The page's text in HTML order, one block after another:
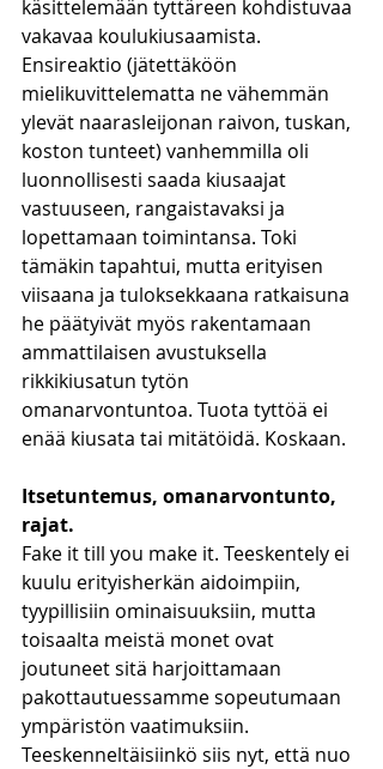
käsittelemään tyttäreen kohdistuvaa
vakavaa koulukiusaamista.
Ensireaktio (jätettäköön
mielikuvittelematta ne vähemmän
ylevät naarasleijonan raivon, tuskan,
koston tunteet) vanhemmilla oli
luonnollisesti saada kiusaajat
vastuuseen, rangaistavaksi ja
lopettamaan toimintansa. Toki
tämäkin tapahtui, mutta erityisen
viisaana ja tuloksekkaana ratkaisuna
he päätyivät myös rakentamaan
ammattilaisen avustuksella
rikkikiusatun tytön
omanarvontuntoa. Tuota tyttöä ei
enää kiusata tai mitätöidä. Koskaan.
Itsetuntemus, omanarvontunto,
rajat.
Fake it till you make it. Teeskentely ei
kuulu erityisherkän aidoimpiin,
tyypillisiin ominaisuuksiin, mutta
toisaalta meistä monet ovat
joutuneet sitä harjoittamaan
pakottautuessamme sopeutumaan
ympäristön vaatimuksiin.
Teeskenneltäisiinkö siis nyt, että nuo